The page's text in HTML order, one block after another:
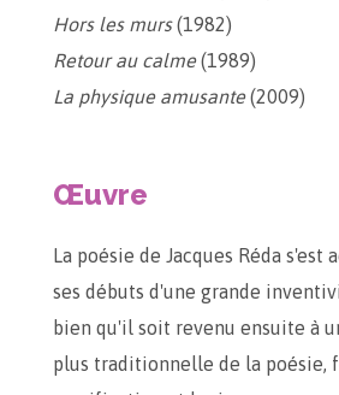
Hors les murs(1982)
Retour au calme(1989)
La physique amusante(2009)
Œuvre
La poésie de Jacques Réda s'est
ses débuts d'une grande
bien qu'il soit revenu ensuite à
plus traditionnelle de la poésie,